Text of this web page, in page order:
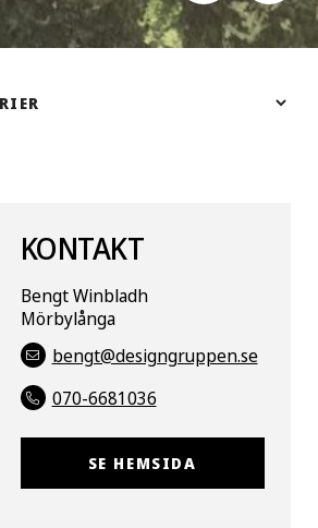
KONTAKT
Bengt Winbladh
Mörbylånga
bengt@designgruppen.se
070-6681036
SE HEMSIDA